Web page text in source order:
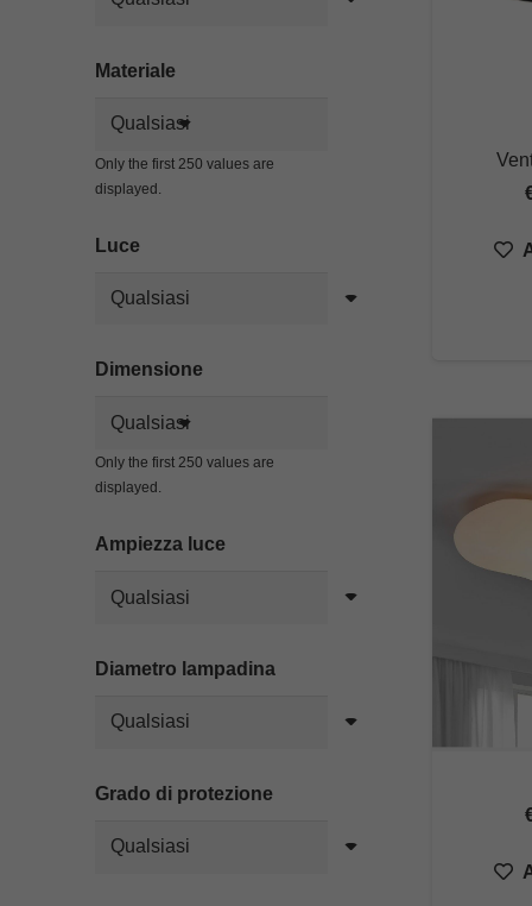
Materiale
Only the first 250 values are
displayed.
Luce
Dimensione
Only the first 250 values are
displayed.
Ampiezza luce
Diametro lampadina
Grado di protezione